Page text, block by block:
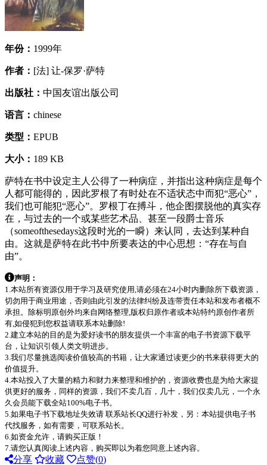
年份： 1999年
作者： [法] 让-保罗·萨特
出版社： 中国友谊出版公司
语言： chinese
类型： EPUB
大小： 189 KB
萨特在书中设定主人公得了一种病症，并指出这种病症是每个
人都可能得的，因此罗根了有时处在不适状态中而犯“恶心”，
我们也可能犯“恶心”。罗根丁在搏斗，他企图摆脱他的真实存
在，与过去的一个或某些艺术品、甚至一段爵士音乐
（someofthesedays这段时光的一瞬）来认同，去达到某种自
由。这就是萨特在此书中所要表达的中心思想：“存在与自
由”。
声明：
1.本站所有资源仅用于学习及研究使用,请必须在24小时内删除所下载资源，
切勿用于商业用途，否则由此引发的法律纠纷及连带责任本站和发布者概不
承担。除标明原创外均来自网络整理,版权归原作者或本站特约原创作者所
有,如侵犯到您权益请联系本站删除!
2.建立本站的目的是为爱好读书的朋友提供一个丰富的电子书资源下载平
台，让知识引领人类文明进步。
3.我们尽量挑选阅读价值较高的书籍，让大家通过读更少的书来获得更大的
价值提升。
4.本站投入了大量的精力和财力来整理和维护的，资源收费也是为给大家提
供更好的服务，同样的资源，我们不卖几百，几十，我们仅卖几元，一个永
久会员能下载全站100%电子书。
5.如果电子书下载地址失效请 联系站长QQ进行补发，另：本站提供电子书
代找服务，如有需要，可联系站长。
6.如资金允许，请购买正版！
7.请您认真阅读上述内容，购买即以为着您同意上述内容。
分享 收藏 点赞(0)